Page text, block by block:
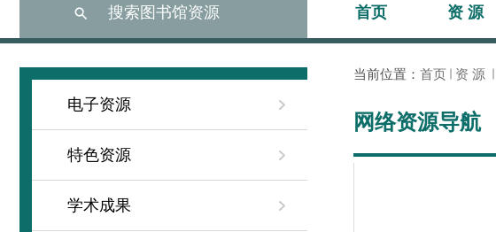
搜索图书馆资源 首页 资 源
电子资源
特色资源
学术成果
当前位置： 首页 资 源
网络资源导航